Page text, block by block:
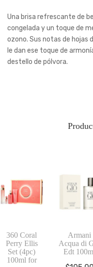
Una brisa refrescante de
congelada y un toque de
ozono. Sus notas de hojas
le dan ese toque de
destello de pólvora.
360 Coral
Perry Ellis
Set (4pc)
100ml for
Armani
Acqua di
Edt